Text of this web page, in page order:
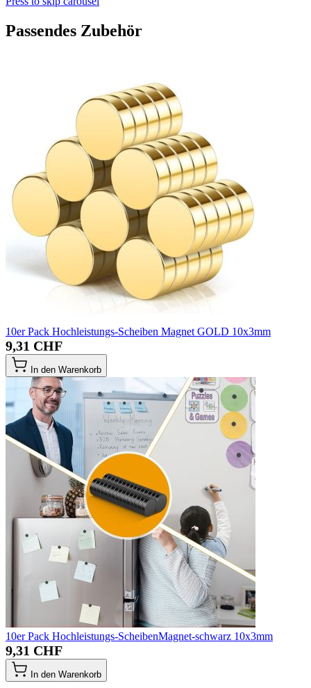
Passendes Zubehör
10er Pack Hochleistungs-Scheiben Magnet GOLD 10x3mm
9,31 CHF
In den Warenkorb
10er Pack Hochleistungs-ScheibenMagnet-schwarz 10x3mm
9,31 CHF
In den Warenkorb